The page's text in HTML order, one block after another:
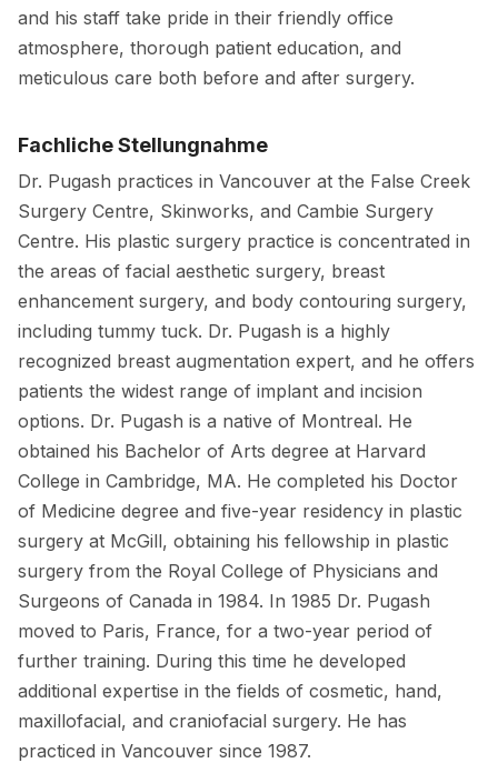
and his staff take pride in their friendly office
atmosphere, thorough patient education, and
meticulous care both before and after surgery.
Fachliche Stellungnahme
Dr. Pugash practices in Vancouver at the False Creek
Surgery Centre, Skinworks, and Cambie Surgery
Centre. His plastic surgery practice is concentrated in
the areas of facial aesthetic surgery, breast
enhancement surgery, and body contouring surgery,
including tummy tuck. Dr. Pugash is a highly
recognized breast augmentation expert, and he offers
patients the widest range of implant and incision
options. Dr. Pugash is a native of Montreal. He
obtained his Bachelor of Arts degree at Harvard
College in Cambridge, MA. He completed his Doctor
of Medicine degree and five-year residency in plastic
surgery at McGill, obtaining his fellowship in plastic
surgery from the Royal College of Physicians and
Surgeons of Canada in 1984. In 1985 Dr. Pugash
moved to Paris, France, for a two-year period of
further training. During this time he developed
additional expertise in the fields of cosmetic, hand,
maxillofacial, and craniofacial surgery. He has
practiced in Vancouver since 1987.